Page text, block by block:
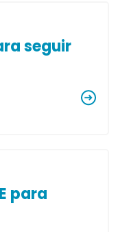
seguir
para